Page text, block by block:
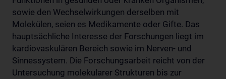
sowie den Wechselwirkungen derselben mit
Molekülen, seien es Medikamente oder Gifte. Das
hauptsächliche Interesse der Forschungen liegt im
kardiovaskulären Bereich sowie im Nerven- und
Sinnessystem. Die Forschungsarbeit reicht von der
Untersuchung molekularer Strukturen bis zur